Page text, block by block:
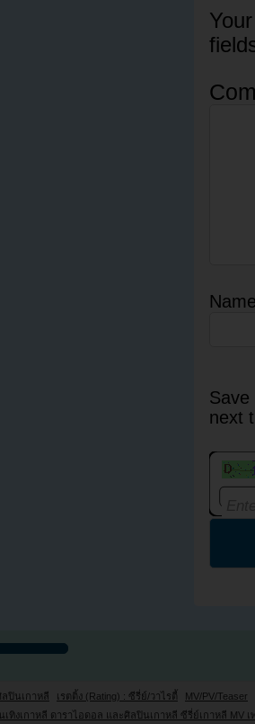
next
ลปินเกาหลี เรตติ้ง (Rating) : ซีรี่ย์/วาไรตี้
MV/PV/Teaser
เทิงเกาหลี ดาราไอดอล และศิลปินเกาหลี ซีรี่ย์เกาหลี MV